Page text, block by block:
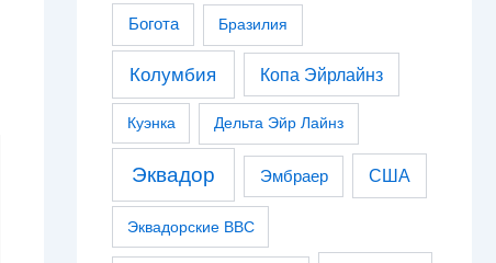
Богота Бразилия
Колумбия Копа Эйрлайнз
Куэнка Дельта Эйр Лайнз
Эквадор Эмбраер США
Эквадорские ВВС